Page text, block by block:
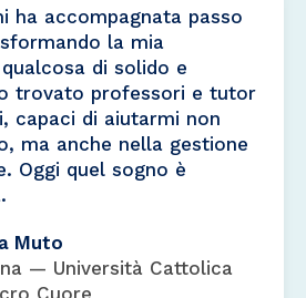
ha accompagnata passo
la mia
di solido e
trovato professori e tutor
capaci di aiutarmi non
ma anche nella gestione
Oggi quel sogno è
Muto
— Università Cattolica
Cuore